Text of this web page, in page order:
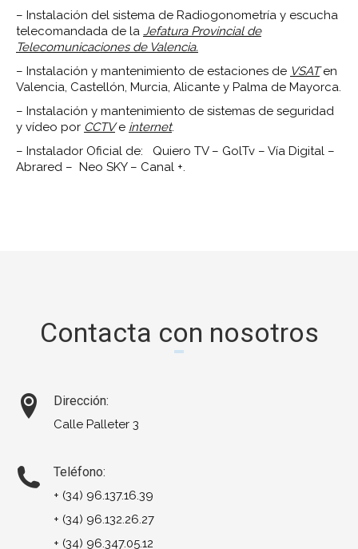
– Instalación del sistema de Radiogonometría y escucha
telecomandada de la Jefatura Provincial de
Telecomunicaciones de Valencia.
– Instalación y mantenimiento de estaciones de VSATen
Valencia, Castellón, Murcia, Alicante y Palma de Mayorca.
– Instalación y mantenimiento de sistemas de seguridad
y vídeo por CCTVe internet.
– Instalador Oficial de: Quiero TV – GolTv – Vía Digital –
Abrared – Neo SKY – Canal +.
Contacta con nosotros
Dirección:
Calle Palleter 3
Teléfono:
+ (34) 96.137.16.39
+ (34) 96.132.26.27
+ (34) 96.347.05.12